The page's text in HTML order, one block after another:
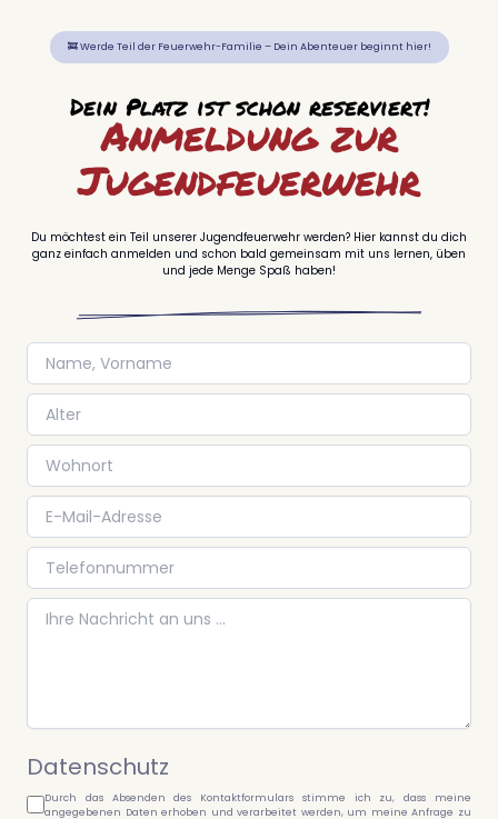
🚒 Werde Teil der Feuerwehr-Familie – Dein Abenteuer beginnt hier!
Dein Platz ist schon reserviert!
Anmeldung zur
Jugendfeuerwehr
Du möchtest ein Teil unserer Jugendfeuerwehr werden? Hier kannst du dich
ganz einfach anmelden und schon bald gemeinsam mit uns lernen, üben
und jede Menge Spaß haben!
Datenschutz
Durch das Absenden des Kontaktformulars stimme ich zu, dass meine
angegebenen Daten erhoben und verarbeitet werden, um meine Anfrage zu